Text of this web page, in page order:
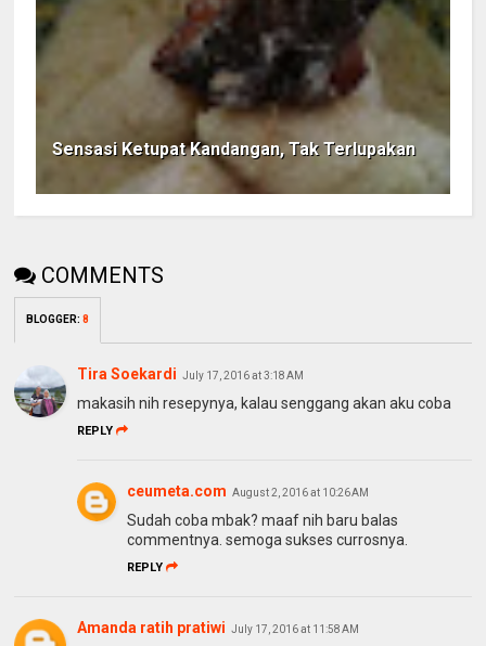
Sensasi Ketupat Kandangan, Tak Terlupakan
COMMENTS
BLOGGER:8
Tira Soekardi July 17, 2016 at 3:18 AM
makasih nih resepynya, kalau senggang akan aku coba
REPLY
ceumeta.com August 2, 2016 at 10:26 AM
Sudah coba mbak? maaf nih baru balas
commentnya. semoga sukses currosnya.
REPLY
Amanda ratih pratiwi July 17, 2016 at 11:58 AM